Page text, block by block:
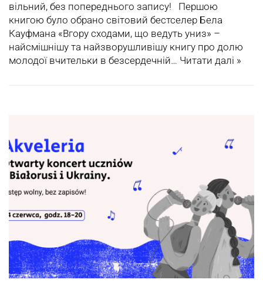
вільний, без попереднього запису! Першою
книгою було обрано світовий бестселер Бела
Кауфмана «Вгору сходами, що ведуть униз» –
найсмішнішу та найзворушливішу книгу про долю
молодої вчительки в безсердечній… Читати далі »